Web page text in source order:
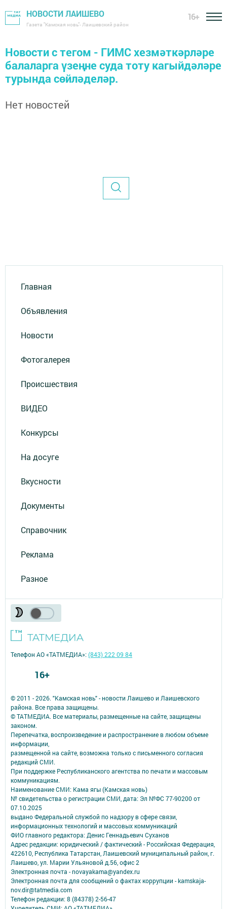
НОВОСТИ ЛАИШЕВО
Газета "Камская новь"- Лаишевский район
16+
Новости с тегом - ГИМС хезмәткәрләре
балаларга үзеңне суда тоту кагыйдәләре
турында сөйләделәр.
Нет новостей
Главная
Объявления
Новости
Фотогалерея
Происшествия
ВИДЕО
Конкурсы
На досуге
Вкусности
Документы
Справочник
Реклама
Разное
© 2011 - 2026. "Камская новь" - новости Лаишево и Лаишевского
района. Все права защищены.
© ТАТМЕДИА. Все материалы, размещенные на сайте, защищены
законом.
Перепечатка, воспроизведение и распространение в любом объеме
информации,
размещенной на сайте, возможна только с письменного согласия
редакций СМИ.
При поддержке Республиканского агентства по печати и массовым
коммуникациям.
Наименование СМИ: Кама ягы (Камская новь)
№ свидетельства о регистрации СМИ, дата: Эл №ФC 77-90200 от
07.10.2025
выдано Федеральной службой по надзору в сфере связи,
информационных технологий и массовых коммуникаций
ФИО главного редактора: Денис Геннадьевич Суханов
Адрес редакции: юридический / фактический - Российская Федерация,
422610, Республика Татарстан, Лаишевский муниципальный район, г.
Лаишево, ул. Марии Ульяновой д.56, офис 2
Электронная почта - novayakama@yandex.ru
Электронная почта для сообщений о фактах коррупции - kamskaja-
nov.dir@tatmedia.com
Телефон редакции: 8 (84378) 2-56-47
Телефон АО «ТАТМЕДИА»:(843) 222 09 84
16+